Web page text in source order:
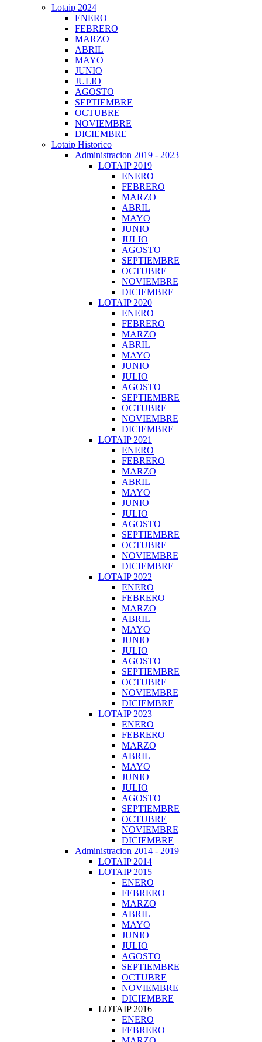
Lotaip 2024
ENERO
FEBRERO
MARZO
ABRIL
MAYO
JUNIO
JULIO
AGOSTO
SEPTIEMBRE
OCTUBRE
NOVIEMBRE
DICIEMBRE
Lotaip Historico
Administracion 2019 - 2023
LOTAIP 2019
ENERO
FEBRERO
MARZO
ABRIL
MAYO
JUNIO
JULIO
AGOSTO
SEPTIEMBRE
OCTUBRE
NOVIEMBRE
DICIEMBRE
LOTAIP 2020
ENERO
FEBRERO
MARZO
ABRIL
MAYO
JUNIO
JULIO
AGOSTO
SEPTIEMBRE
OCTUBRE
NOVIEMBRE
DICIEMBRE
LOTAIP 2021
ENERO
FEBRERO
MARZO
ABRIL
MAYO
JUNIO
JULIO
AGOSTO
SEPTIEMBRE
OCTUBRE
NOVIEMBRE
DICIEMBRE
LOTAIP 2022
ENERO
FEBRERO
MARZO
ABRIL
MAYO
JUNIO
JULIO
AGOSTO
SEPTIEMBRE
OCTUBRE
NOVIEMBRE
DICIEMBRE
LOTAIP 2023
ENERO
FEBRERO
MARZO
ABRIL
MAYO
JUNIO
JULIO
AGOSTO
SEPTIEMBRE
OCTUBRE
NOVIEMBRE
DICIEMBRE
Administracion 2014 - 2019
LOTAIP 2014
LOTAIP 2015
ENERO
FEBRERO
MARZO
ABRIL
MAYO
JUNIO
JULIO
AGOSTO
SEPTIEMBRE
OCTUBRE
NOVIEMBRE
DICIEMBRE
LOTAIP 2016
ENERO
FEBRERO